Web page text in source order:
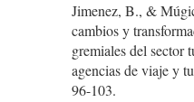
Jimenez, B., &
cambios y
gremiales del sector
agencias de viaje y
96-103.